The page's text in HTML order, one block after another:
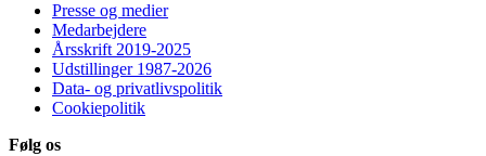
Presse og medier
Medarbejdere
Årsskrift 2019-2025
Udstillinger 1987-2026
Data- og privatlivspolitik
Cookiepolitik
Følg os